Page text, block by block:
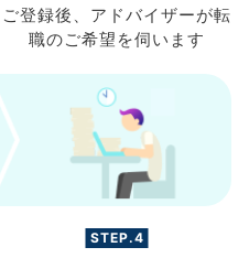
ご登録後、 アドバイザーが転
職のご希望を伺います
STEP.4